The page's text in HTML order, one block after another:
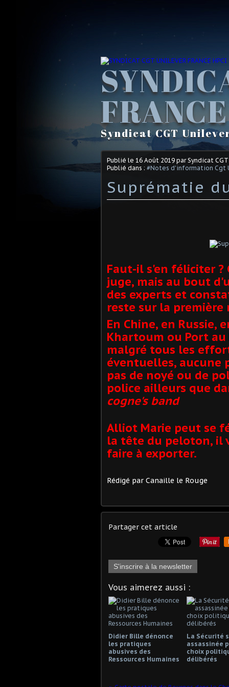
Syndicat CGT
Publié le 16 Août 2019 par Syndicat
Publié dans : #Notes d'information Cgt
Suprématie
Faut-il s'en féliciter ?
juge, mais au bout
des experts et
reste sur la première
En Chine, en Russie,
Khartoum ou Port au
malgré tous les
éventuelles, aucune
pas de noyé ou de
police ailleurs que
cogne's band
Alliot Marie peut se
la tête du peloton, il
faire à exporter.
Rédigé par Canaille le Rouge
Partager cet article
S'inscrire à la newsletter
Vous aimerez aussi :
Didier Bille dénonce
les pratiques
abusives des
Ressources Humaines
La Sécurité
assassinée
choix
délibérés